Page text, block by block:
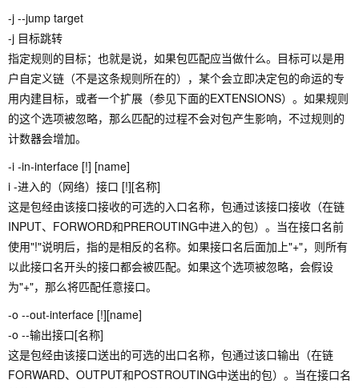
-j --jump target
-j 目标跳转
指定规则的目标；也就是说，如果包匹配应当做什么。目标可以是用
户自定义链（不是这条规则所在的），某个会立即决定包的命运的专
用内建目标，或者一个扩展（参见下面的EXTENSIONS）。如果规则
的这个选项被忽略，那么匹配的过程不会对包产生影响，不过规则的
计数器会增加。
-i -in-interface [!] [name]
i -进入的（网络）接口 [!][名称]
这是包经由该接口接收的可选的入口名称，包通过该接口接收（在链
INPUT、FORWORD和PREROUTING中进入的包）。当在接口名前
使用"!"说明后，指的是相反的名称。如果接口名后面加上"+"，则所有
以此接口名开头的接口都会被匹配。如果这个选项被忽略，会假设
为"+"，那么将匹配任意接口。
-o --out-interface [!][name]
-o --输出接口[名称]
这是包经由该接口送出的可选的出口名称，包通过该口输出（在链
FORWARD、OUTPUT和POSTROUTING中送出的包）。当在接口名